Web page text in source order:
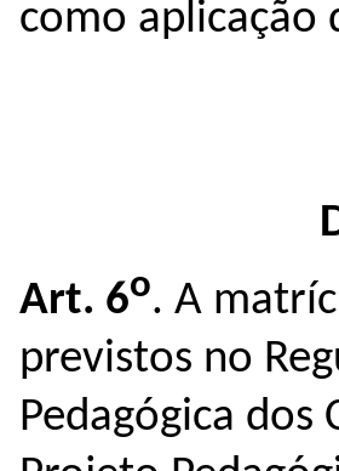
como aplicação
Art. 6o. A
previstos no
Pedagógica dos